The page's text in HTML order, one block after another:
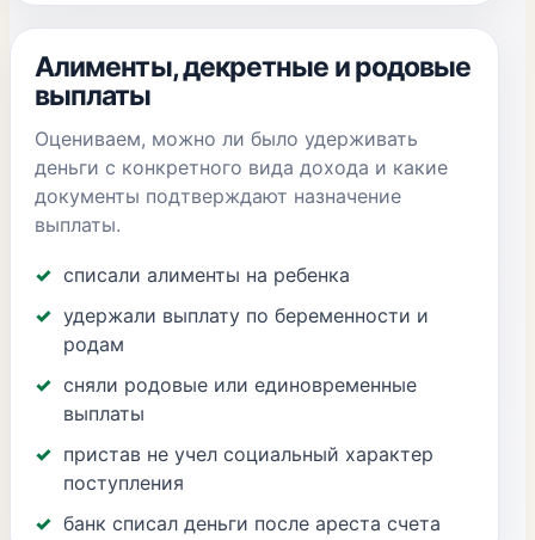
Алименты, декретные и родовые
выплаты
Оцениваем, можно ли было удерживать
деньги с конкретного вида дохода и какие
документы подтверждают назначение
выплаты.
списали алименты на ребенка
удержали выплату по беременности и
родам
сняли родовые или единовременные
выплаты
пристав не учел социальный характер
поступления
банк списал деньги после ареста счета